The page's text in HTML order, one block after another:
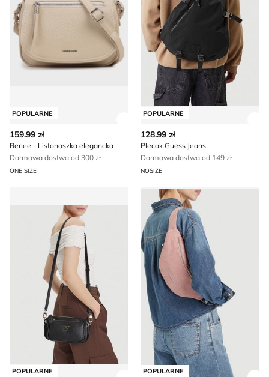
POPULARNE
159.99 zł
Renee - Listonoszka elegancka
Darmowa dostwa od 300 zł
ONE SIZE
POPULARNE
128.99 zł
Plecak Guess Jeans
Darmowa dostwa od 149 zł
NOSIZE
POPULARNE
ROXY - Nerka
POPULARNE